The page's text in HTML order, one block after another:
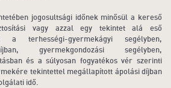
jogosultsági időnek minősül a kereső
vagy azzal egy tekintet alá eső
a terhességi-gyermekágyi segélyben,
gyermekgondozási segélyben,
és a súlyosan fogyatékos vér szerinti
tekintettel megállapított ápolási díjban
idő.